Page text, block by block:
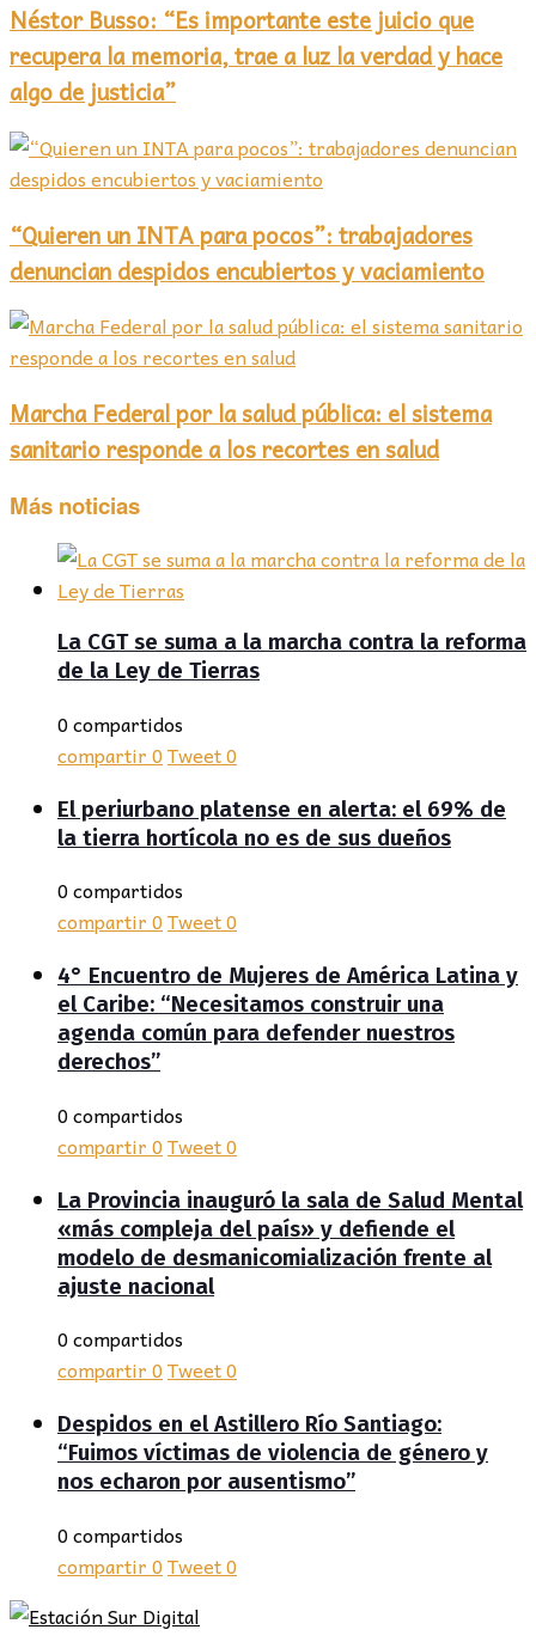
Néstor Busso: “Es importante este juicio que
recupera la memoria, trae a luz la verdad y hace
algo de justicia”
“Quieren un INTA para pocos”: trabajadores
denuncian despidos encubiertos y vaciamiento
Marcha Federal por la salud pública: el sistema
sanitario responde a los recortes en salud
Más noticias
La CGT se suma a la marcha contra la reforma
de la Ley de Tierras
0 compartidos
compartir0Tweet0
El periurbano platense en alerta: el 69% de
la tierra hortícola no es de sus dueños
0 compartidos
compartir0Tweet0
4° Encuentro de Mujeres de América Latina y
el Caribe: “Necesitamos construir una
agenda común para defender nuestros
derechos”
0 compartidos
compartir0Tweet0
La Provincia inauguró la sala de Salud Mental
«más compleja del país» y defiende el
modelo de desmanicomialización frente al
ajuste nacional
0 compartidos
compartir0Tweet0
Despidos en el Astillero Río Santiago:
“Fuimos víctimas de violencia de género y
nos echaron por ausentismo”
0 compartidos
compartir0Tweet0